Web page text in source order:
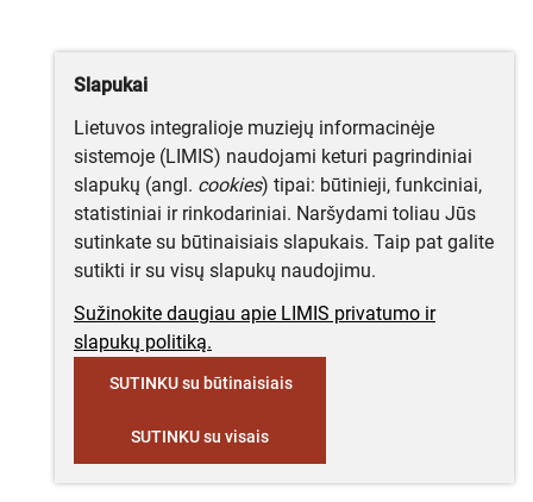
Slapukai
Lietuvos integralioje muziejų informacinėje
sistemoje (LIMIS) naudojami keturi pagrindiniai
slapukų (angl. cookies) tipai: būtinieji, funkciniai,
statistiniai ir rinkodariniai. Naršydami toliau Jūs
sutinkate su būtinaisiais slapukais. Taip pat galite
sutikti ir su visų slapukų naudojimu.
Sužinokite daugiau apie LIMIS privatumo ir
slapukų politiką.
SUTINKU su būtinaisiais
SUTINKU su visais